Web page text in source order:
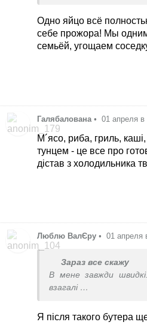
Одно яйцо всё
себе прожора! Мы
семьёй, угощаем
Галябалована • 01 апреля в
М´ясо, риба, гриль,
тунцем - це все про
дістав з холодильника
Люблю ВалЄру • 01 апреля
Зараз все скажу
В мене завжди
взагалі
Я після такого бутера